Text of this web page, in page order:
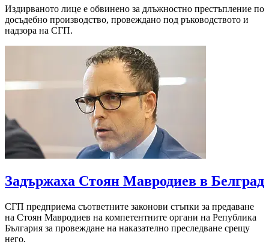
Издирваното лице е обвинено за длъжностно престъпление по
досъдебно производство, провеждано под ръководството и
надзора на СГП.
Задържаха Стоян Мавродиев в Белград
СГП предприема съответните законови стъпки за предаване
на Стоян Мавродиев на компетентните органи на Република
България за провеждане на наказателно преследване срещу
него.